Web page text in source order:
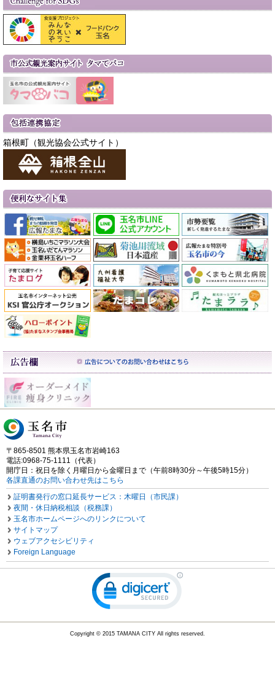
箱根町（観光協会公式サイト）
〒865-8501 熊本県玉名市岩崎163
電話:0968-75-1111（代表）
開庁日：祝日を除く月曜日から金曜日まで（午前8時30分～午後5時15分）
各課直通のお問い合わせ先はこちら
証明書発行の窓口延長サービス：木曜日（市民課）
夜間・休日納税相談（税務課）
玉名市ホームページへのリンクについて
サイトマップ
ウェブアクセシビリティ
Foreign Language
Copyright © 2015 TAMANA CITY All rights reserved.